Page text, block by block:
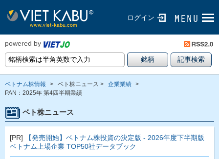
ログイン
powered by
ベトナム株情報 > ベト株ニュース > 企業業績 >
PAN：2025年 第4四半期業績
ベト株ニュース
[PR]
【発売開始】ベトナム株投資の決定版 - 2026年度下半期版
ベトナム上場企業 TOP50社データブック